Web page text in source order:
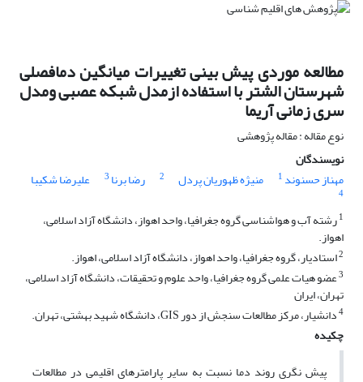
مطالعه موردی پیش بینی تغییرات میانگین دمافصلی
شهرستان الشتر با استفاده ازمدل شبکه عصبی ومدل
سری زمانی آریما
نوع مقاله : مقاله پژوهشی
نویسندگان
مهناز حسنوند 1 منیژه ظهوریان پردل 2 رضا برنا 3 علیرضا شکیبا
4
1رشته آب و هواشناسی گروه جغرافیا، واحد اهواز، دانشگاه آزاد اسلامی،
اهواز.
2استادیار، گروه جغرافیا، واحد اهواز، دانشگاه آزاد اسلامی، اهواز.
3عضو هیات علمی گروه جغرافیا، واحد علوم و تحقیقات، دانشگاه آزاد اسلامی،
تهران، ایران
4دانشیار، مرکز مطالعات سنجش از دور GIS، دانشگاه شهید بهشتی، تهران.
چکیده
پیش نگری روند دما نسبت به سایر پارامترهای اقلیمی در مطالعات